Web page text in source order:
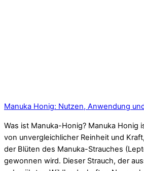
Manuka Honig: Nutzen, Anwendung
Was ist Manuka-Honig? Manuka Honig
von unvergleichlicher Reinheit und
der Blüten des Manuka-Strauches
gewonnen wird. Dieser Strauch, der